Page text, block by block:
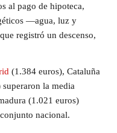
al pago de hipoteca,
—agua, luz y
registró un descenso,
(1.384 euros), Cataluña
la media
(1.021 euros)
nacional.